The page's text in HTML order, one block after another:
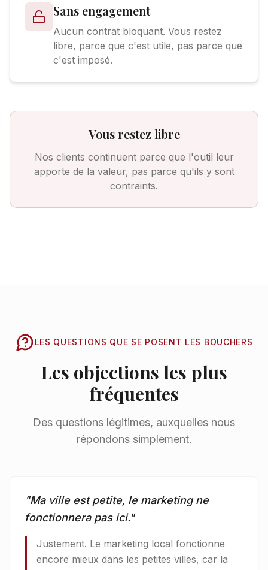
Sans engagement
Aucun contrat bloquant. Vous restez
libre, parce que c'est utile, pas parce que
c'est imposé.
Vous restez libre
Nos clients continuent parce que l'outil leur
apporte de la valeur, pas parce qu'ils y sont
contraints.
LES QUESTIONS QUE SE POSENT LES BOUCHERS
Les objections les plus
fréquentes
Des questions légitimes, auxquelles nous
répondons simplement.
"Ma ville est petite, le marketing ne
fonctionnera pas ici."
Justement. Le marketing local fonctionne
encore mieux dans les petites villes, car la